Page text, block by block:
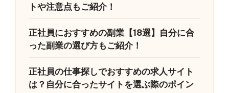
トや注意点もご紹介！
正社員におすすめの副業【18選】自分に合
った副業の選び方もご紹介！
正社員の仕事探しでおすすめの求人サイト
は？自分に合ったサイトを選ぶ際のポイン